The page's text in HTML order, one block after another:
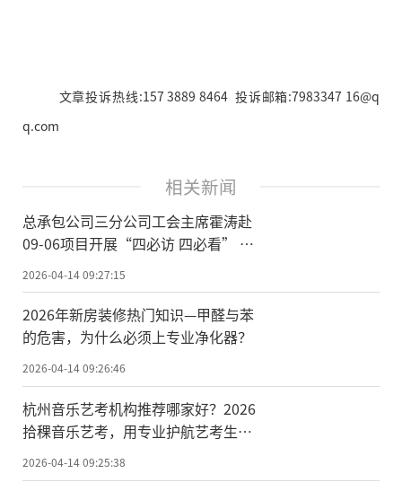
文章投诉热线:157 3889 8464 投诉邮箱:7983347 16@q
q.com
相关新闻
总承包公司三分公司工会主席霍涛赴
09-06项目开展“四必访 四必看” 活
2026-04-14 09:27:15
2026年新房装修热门知识—甲醛与苯
的危害，为什么必须上专业净化器？
2026-04-14 09:26:46
杭州音乐艺考机构推荐哪家好？2026
拾稞音乐艺考，用专业护航艺考生逐
梦之路
2026-04-14 09:25:38